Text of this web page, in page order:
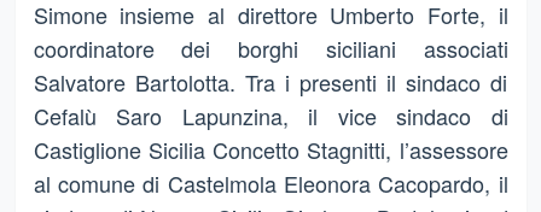
Simone insieme al direttore Umberto Forte, il
coordinatore dei borghi siciliani associati
Salvatore Bartolotta. Tra i presenti il sindaco di
Cefalù Saro Lapunzina, il vice sindaco di
Castiglione Sicilia Concetto Stagnitti, l’assessore
al comune di Castelmola Eleonora Cacopardo, il